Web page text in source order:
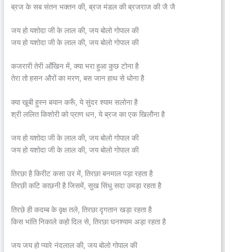
ब्रज के सब संतन भक्तन की, ब्रज मंडल की ब्रजराज की जै जै
जय हो यशोदा जी के लाल की, जय बोलो गोपाल की
जय हो यशोदा जी के लाल की, जय बोलो गोपाल की
कजरारी तेरी आँखिन में, क्या भरा हुआ कुछ टोना है
तेरा तो हसन औरों का मरण, बस जान हाथ से धोना है
क्या खूबी हुस्न बयान करूँ, ये सुंदर श्याम सलोना है
श्री ललित किशोरी को प्राण धन, ये ब्रज का एक खिलौना है
जय हो यशोदा जी के लाल की, जय बोलो गोपाल की
जय हो यशोदा जी के लाल की, जय बोलो गोपाल की
तिरछा है किरीट कसा उर में, तिरछा बनमाल पड़ा रहता है
तिरछी कटि काछनी है जिसमें, सुख सिंधु सदा उमड़ा रहता है
तिरछे ही कदम्ब के वृक्ष तले, तिरछा दृगतान खड़ा रहता है
किस भांति निकाले कहो दिल से, तिरछा घनश्याम अड़ा रहता है
जय जय हो प्यारे नंदलाल की, जय बोलो गोपाल की